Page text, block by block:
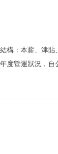
構：本薪、津貼
度營運狀況，